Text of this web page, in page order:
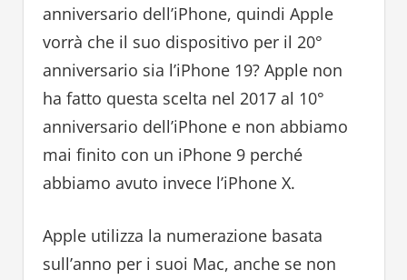
anniversario dell’iPhone, quindi Apple
vorrà che il suo dispositivo per il 20°
anniversario sia l’iPhone 19? Apple non
ha fatto questa scelta nel 2017 al 10°
anniversario dell’iPhone e non abbiamo
mai finito con un iPhone 9 perché
abbiamo avuto invece l’iPhone X.
Apple utilizza la numerazione basata
sull’anno per i suoi Mac, anche se non